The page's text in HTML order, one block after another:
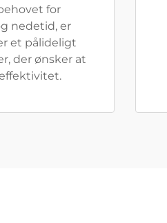
for
nedetid, er
et pålideligt
der ønsker at